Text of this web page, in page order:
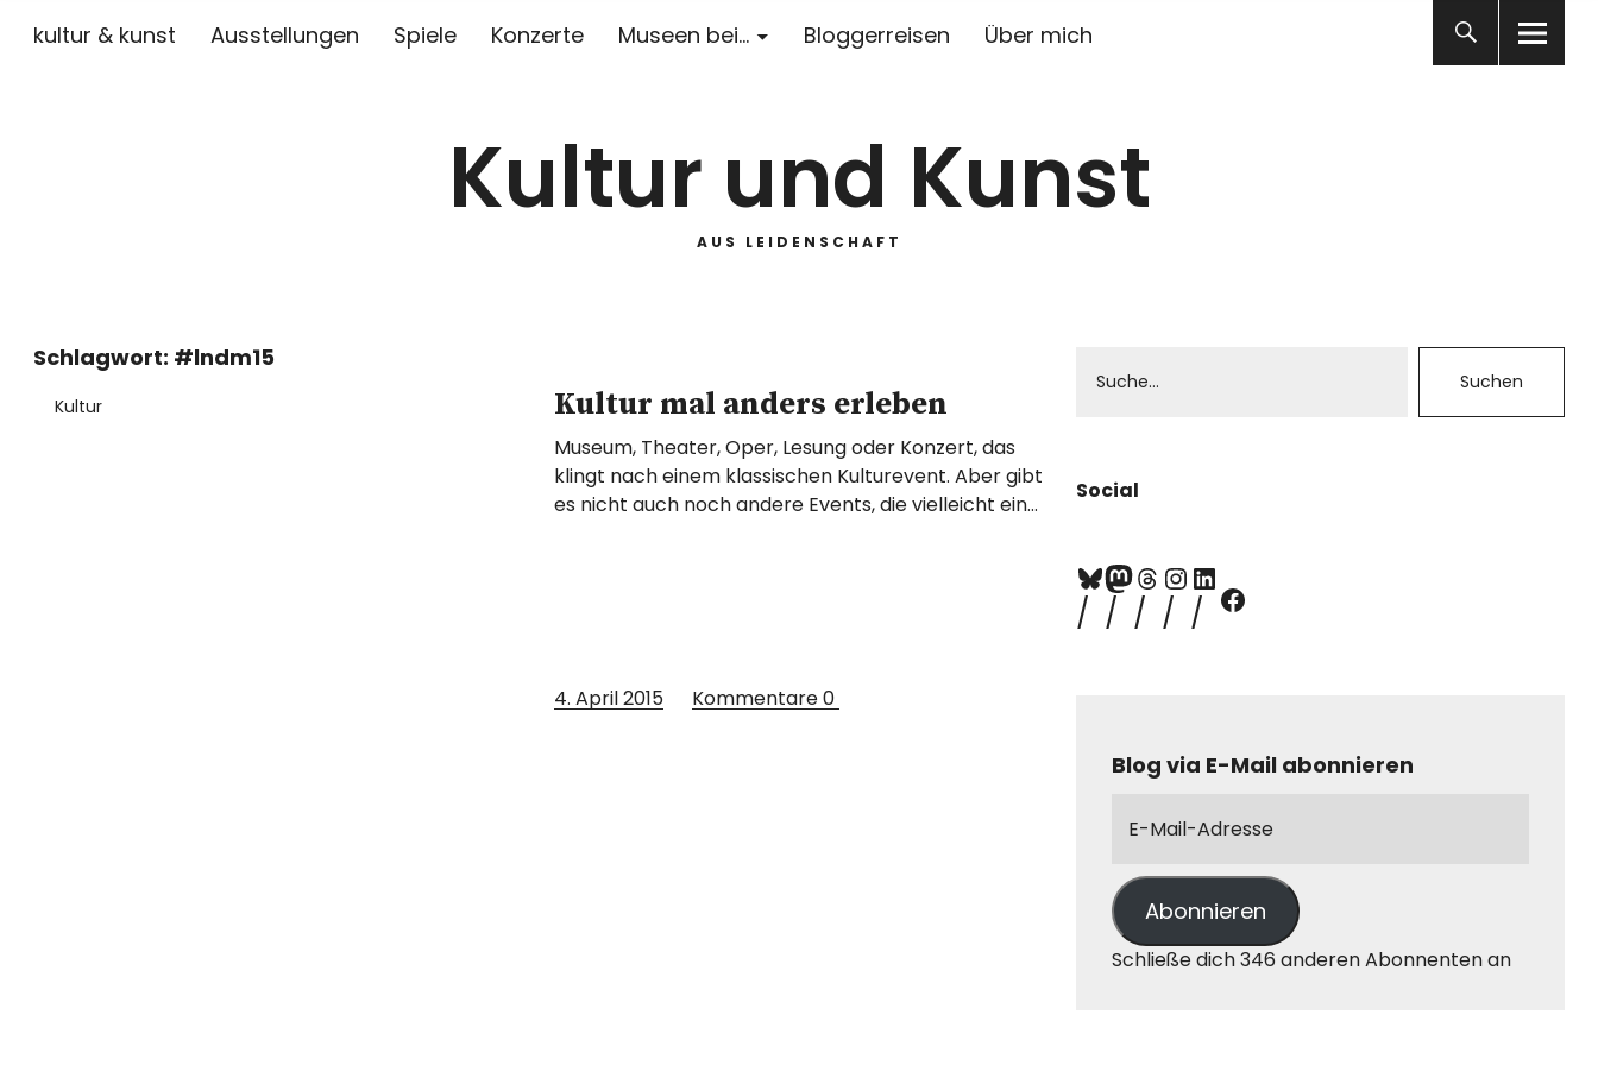
kultur & kunst Ausstellungen Spiele Konzerte Museen bei… Bloggerreisen Über mich
Kultur und Kunst
AUS LEIDENSCHAFT
Schlagwort: #lndm15
Kultur Kultur mal anders erleben
Museum, Theater, Oper, Lesung oder Konzert, das
klingt nach einem klassischen Kulturevent. Aber gibt
es nicht auch noch andere Events, die vielleicht ein…
4. April 2015 Kommentare0
Social
Blog via E-Mail abonnieren
Abonnieren
Schließe dich 346 anderen Abonnenten an